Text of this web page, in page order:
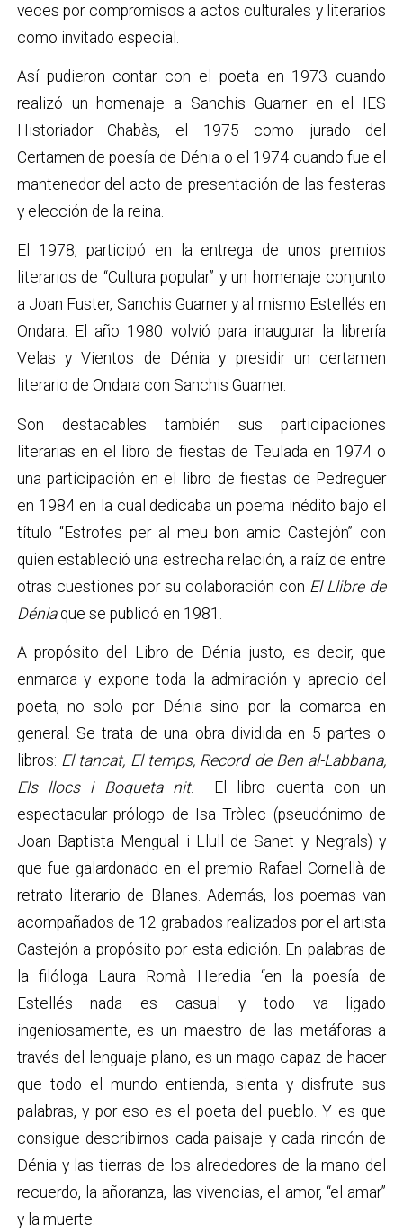
veces por compromisos a actos culturales y literarios
como invitado especial.
Así pudieron contar con el poeta en 1973 cuando
realizó un homenaje a Sanchis Guarner en el IES
Historiador Chabàs, el 1975 como jurado del
Certamen de poesía de Dénia o el 1974 cuando fue el
mantenedor del acto de presentación de las festeras
y elección de la reina.
El 1978, participó en la entrega de unos premios
literarios de “Cultura popular” y un homenaje conjunto
a Joan Fuster, Sanchis Guarner y al mismo Estellés en
Ondara. El año 1980 volvió para inaugurar la librería
Velas y Vientos de Dénia y presidir un certamen
literario de Ondara con Sanchis Guarner.
Son destacables también sus participaciones
literarias en el libro de fiestas de Teulada en 1974 o
una participación en el libro de fiestas de Pedreguer
en 1984 en la cual dedicaba un poema inédito bajo el
título “Estrofes per al meu bon amic Castejón” con
quien estableció una estrecha relación, a raíz de entre
otras cuestiones por su colaboración con El Llibre de
Dénia que se publicó en 1981.
A propósito del Libro de Dénia justo, es decir, que
enmarca y expone toda la admiración y aprecio del
poeta, no solo por Dénia sino por la comarca en
general. Se trata de una obra dividida en 5 partes o
libros: El tancat, El temps, Record de Ben al-Labbana,
Els llocs i Boqueta nit. El libro cuenta con un
espectacular prólogo de Isa Tròlec (pseudónimo de
Joan Baptista Mengual i Llull de Sanet y Negrals) y
que fue galardonado en el premio Rafael Cornellà de
retrato literario de Blanes. Además, los poemas van
acompañados de 12 grabados realizados por el artista
Castejón a propósito por esta edición. En palabras de
la filóloga Laura Romà Heredia “en la poesía de
Estellés nada es casual y todo va ligado
ingeniosamente, es un maestro de las metáforas a
través del lenguaje plano, es un mago capaz de hacer
que todo el mundo entienda, sienta y disfrute sus
palabras, y por eso es el poeta del pueblo. Y es que
consigue describirnos cada paisaje y cada rincón de
Dénia y las tierras de los alrededores de la mano del
recuerdo, la añoranza, las vivencias, el amor, “el amar”
y la muerte.